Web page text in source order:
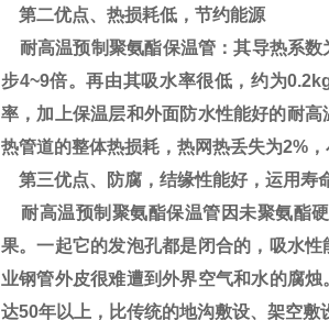
第二优点、热损耗低，节约能源
耐高温预制聚氨酯保温管：其导热系数
步4~9倍。再由其吸水率很低，约为
率，加上保温层和外面防水性能好的耐
热管道的整体热损耗，热网热丢失为2%，
第三优点、防腐，结缘性能好，运用寿
耐高温预制聚氨酯保温管因未聚氨酯
果。一起它的发泡孔都是闭合的，吸水
业钢管外皮很难遭到外界空气和水的腐
达50年以上，比传统的地沟敷设、架空敷